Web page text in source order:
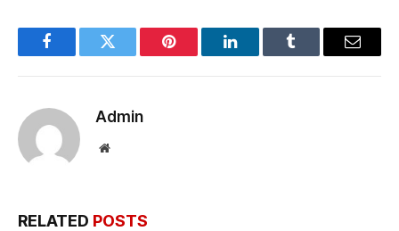
FacebookTwitter Pinterest LinkedInTumblr Email
Admin
Website
RELATED POSTS